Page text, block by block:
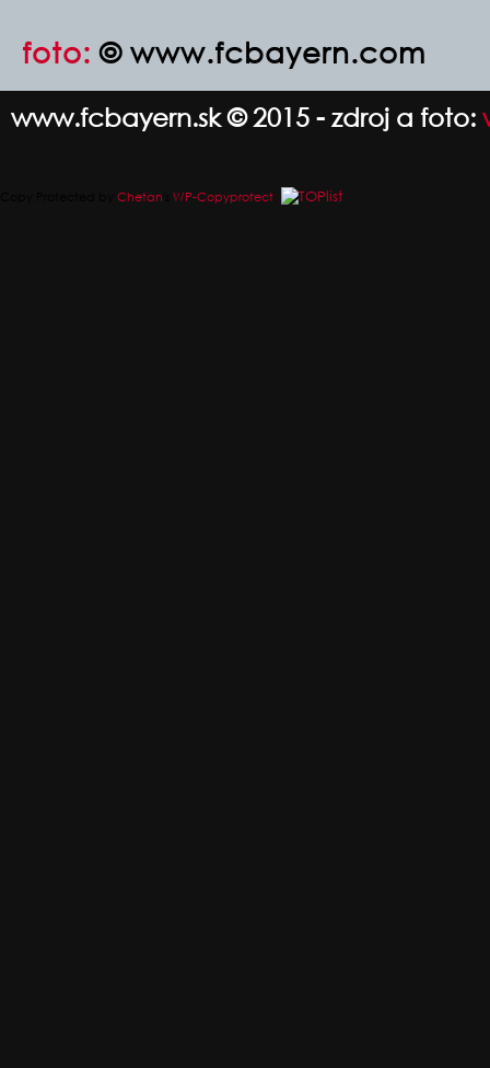
foto:© www.fcbayern.com
www.fcbayern.sk © 2015 - zdroj a foto:
Chetan WP-Copyprotect